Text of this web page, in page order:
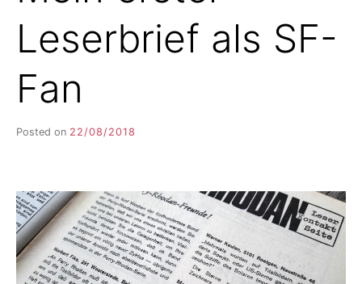
Leserbrief als SF-
Fan
Posted on 22/08/2018
K
S
L
E
E
R